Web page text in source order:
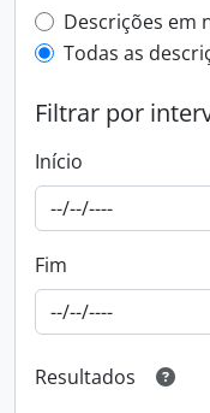
Filtro de
Descrições em
Todas as
Filtrar por
Início
Fim
Resultados